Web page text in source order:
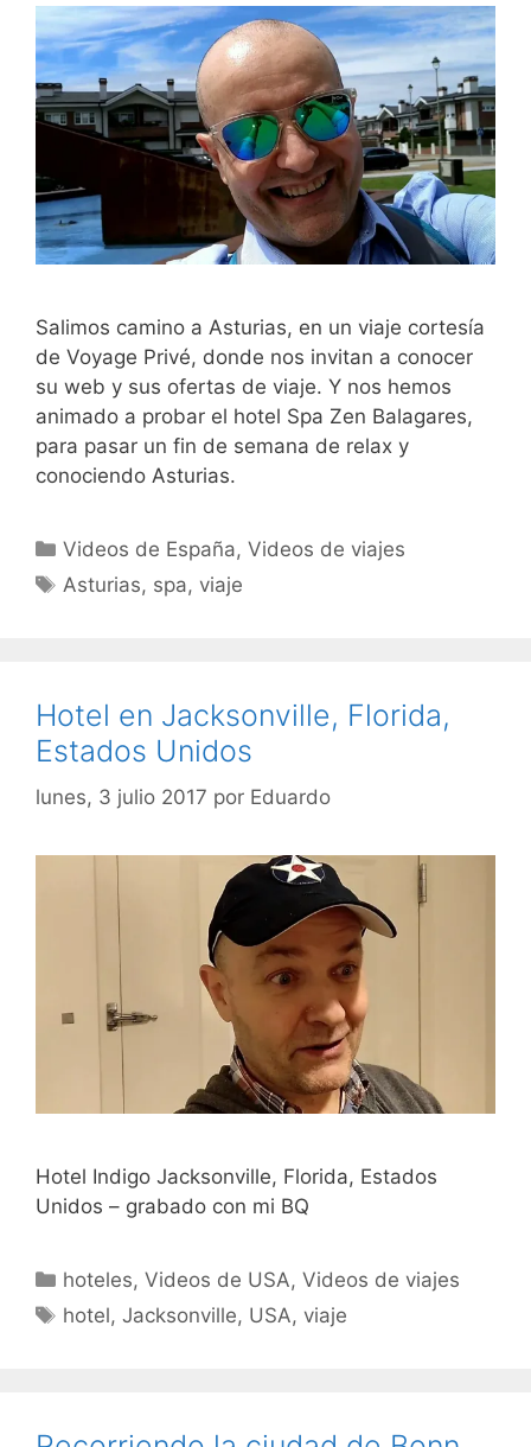
Salimos camino a Asturias, en un viaje cortesía
de Voyage Privé, donde nos invitan a conocer
su web y sus ofertas de viaje. Y nos hemos
animado a probar el hotel Spa Zen Balagares,
para pasar un fin de semana de relax y
conociendo Asturias.
Categorías
Videos de España,Videos de viajes
Etiquetas
Asturias, spa, viaje
Hotel en Jacksonville, Florida,
Estados Unidos
lunes, 3 julio 2017 por Eduardo
Hotel Indigo Jacksonville, Florida, Estados
Unidos – grabado con mi BQ
Categorías
hoteles,Videos de USA,Videos de viajes
Etiquetas
hotel,Jacksonville, USA, viaje